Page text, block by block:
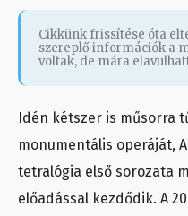
Cikkünk frissítése óta
szereplő információk a
voltak, de mára
Idén kétszer is műsorra
monumentális operáját,
tetralógia első sorozata
előadással kezdődik. A